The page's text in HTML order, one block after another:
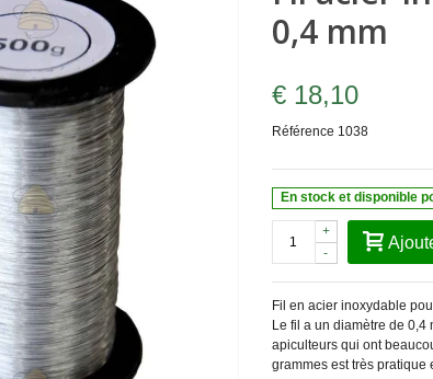
0,4 mm
€ 18,10
Référence 1038
En stock et disponible
-
+
Fil en acier inoxydable
Le fil a un diamètre de 0,4
apiculteurs qui ont
grammes est très pratique